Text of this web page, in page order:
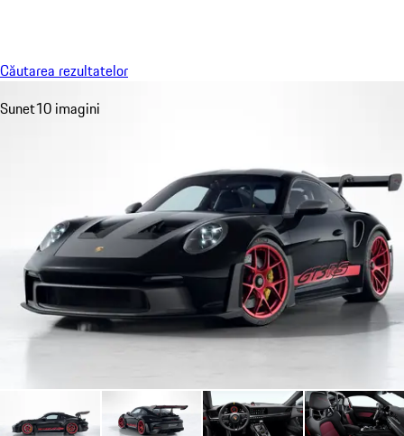
Căutarea rezultatelor
Sunet10 imagini